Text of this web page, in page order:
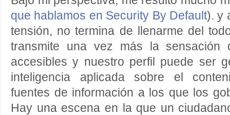
que hablamos en Security By Default). y
tensión, no termina de llenarme del
transmite una vez más la sensación
accesibles y nuestro perfil puede ser
inteligencia aplicada sobre el
fuentes de información a los que los
Hay una escena en la que un